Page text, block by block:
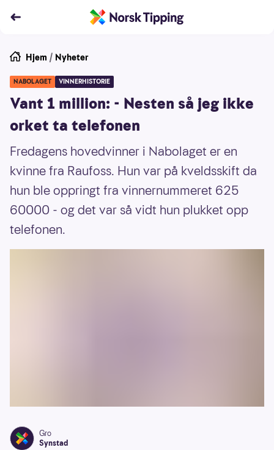
Hjem / Nyheter
NABOLAGET VINNERHISTORIE
Vant 1 million: - Nesten så jeg ikke
orket ta telefonen
Fredagens hovedvinner i Nabolaget er en
kvinne fra Raufoss. Hun var på kveldsskift da
hun ble oppringt fra vinnernummeret 625
60000 - og det var så vidt hun plukket opp
telefonen.
Gro
Synstad